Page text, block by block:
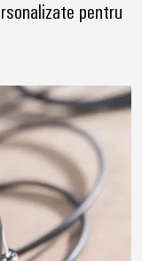
pentru
la consumator